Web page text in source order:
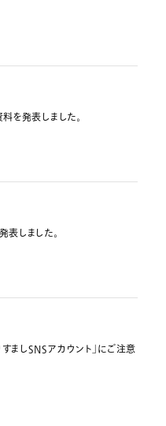
を発表しました。
しました。
すましSNSアカウント｣にご注意